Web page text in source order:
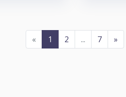
« 1 2 ... 7 »